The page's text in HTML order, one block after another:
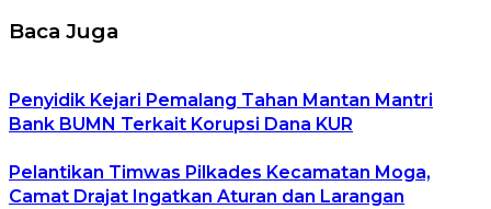
Baca Juga
Penyidik Kejari Pemalang Tahan Mantan Mantri
Bank BUMN Terkait Korupsi Dana KUR
Pelantikan Timwas Pilkades Kecamatan Moga,
Camat Drajat Ingatkan Aturan dan Larangan